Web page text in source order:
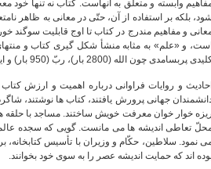
وابسته و متعلّق به آنهاست. کتاب نه تنها خود
شود، بلکه بر استفاده از آن، حتّی در معانی به ظاهر
و مفاهیم مندرج در کتاب تا اوج قابلیت سوگند
پربسامدی چون الله (2800 بار)، ربّ (950 بار) و ایمان (755 بار)(
احادیث و روایات فراوانی درباره اهمیت و ارزش
جهانی پرورش یافتند، کتاب ها نوشتند،
ریزه خوار خوان معرفت خویش ساختند. مساجد با حلقه
تعاطی اندیشه ها می مانست. گویی که سجده
نمود. سلاطین، حکّام و وزیران با تأسیس کتابخانه،
اند که حمایت اندیشه عصر را به سوی خود بخوانند.